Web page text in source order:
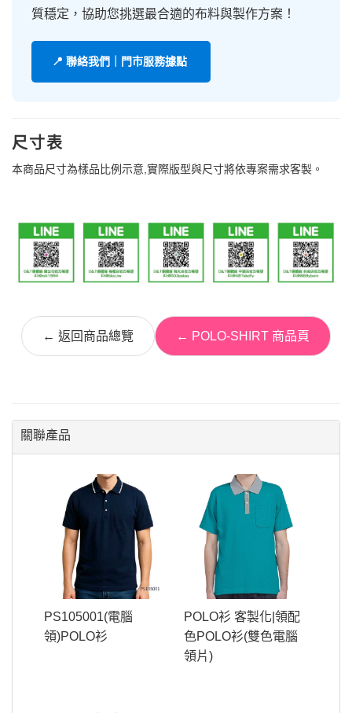
質穩定，協助您挑選最合適的布料與製作方案！
📍 聯絡我們｜門市服務據點
尺寸表
本商品尺寸為樣品比例示意,實際版型與尺寸將依專案需求客製。
← 返回商品總覽 ← POLO-SHIRT 商品頁
關聯產品
PS105001(電腦
領)POLO衫
POLO衫 客製化|領配
色POLO衫(雙色電腦
領片)